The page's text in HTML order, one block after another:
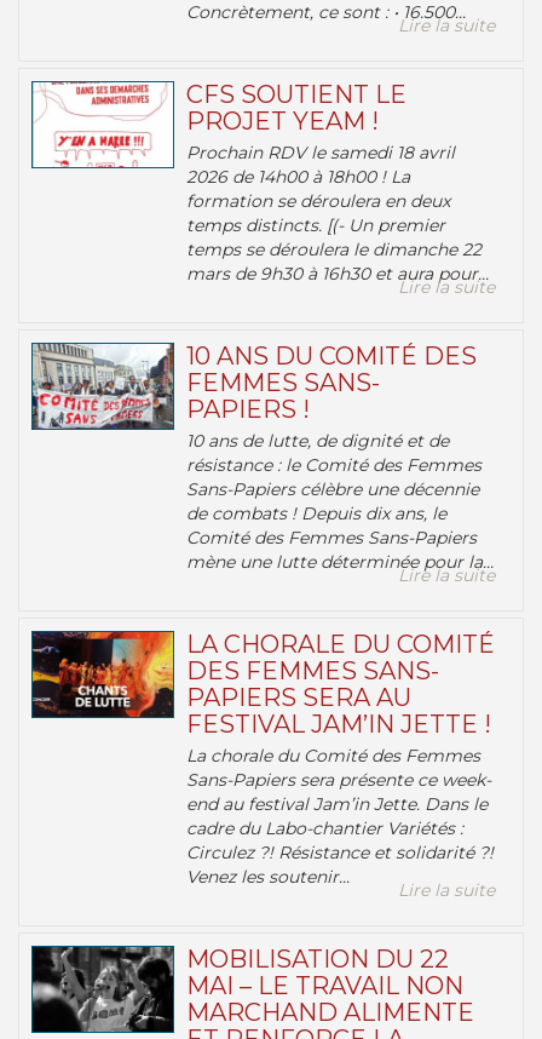
Concrètement, ce sont : • 16.500...
Lire la suite
CFS SOUTIENT LE
PROJET YEAM !
Prochain RDV le samedi 18 avril
2026 de 14h00 à 18h00 ! La
formation se déroulera en deux
temps distincts. [(- Un premier
temps se déroulera le dimanche 22
mars de 9h30 à 16h30 et aura pour...
Lire la suite
10 ANS DU COMITÉ DES
FEMMES SANS-
PAPIERS !
10 ans de lutte, de dignité et de
résistance : le Comité des Femmes
Sans-Papiers célèbre une décennie
de combats ! Depuis dix ans, le
Comité des Femmes Sans-Papiers
mène une lutte déterminée pour la...
Lire la suite
LA CHORALE DU COMITÉ
DES FEMMES SANS-
PAPIERS SERA AU
FESTIVAL JAM’IN JETTE !
La chorale du Comité des Femmes
Sans-Papiers sera présente ce week-
end au festival Jam’in Jette. Dans le
cadre du Labo-chantier Variétés :
Circulez ?! Résistance et solidarité ?!
Venez les soutenir...
Lire la suite
MOBILISATION DU 22
MAI – LE TRAVAIL NON
MARCHAND ALIMENTE